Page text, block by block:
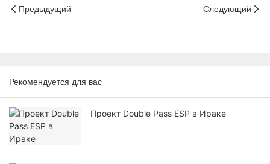
Предыдущий Следующий
Рекомендуется для вас
Проект Double Pass ESP в Ираке